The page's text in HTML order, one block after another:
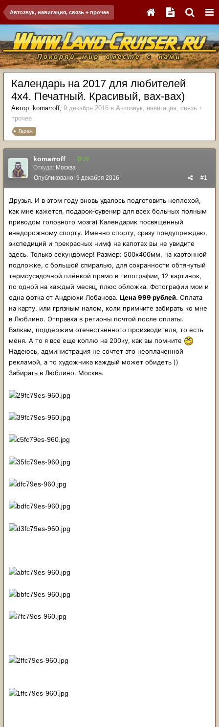
Автозвук, навигация, связь + прочее
Календарь на 2017 для любителей
4х4. Печатный. Красивый, вах-вах)
Автор: komarroff, 9 декабря 2016 в Автозвук, навигация, связь +
прочее
Гараж
komarroff 28
Откуда: Москва
#1
Опубликовано: 9 декабря 2016
Друзья. И в этом году вновь удалось подготовить неплохой,
как мне кажется, подарок-сувенир для всех больных полным
приводом головного мозга) Календарик посвященный
внедорожному спорту. Именно спорту, сразу предупреждаю,
экспедиций и прекрасных нимф на капотах вы не увидите
здесь. Только секундомер! Размер: 500х400мм, на картонной
подложке, с большой спиралью, для сохранности обтянутый
термоусадочной плёнкой прямо в типографии, 12 картинок,
по одной на каждый месяц, плюс обложка. Фотографии мои и
одна фотка от Андрюхи Лобанова. Цена 999 рублей. Оплата
на карту, или грязным налом, коли примчите забирать ко мне
в Люблино. Отправка в регионы почтой после оплаты.
Вэлкам, поддержим отечественного производителя, то есть
меня. А то я все еще коплю на 200ку, как вы помните
Надеюсь, администрация не сочтет это неоплаченной
рекламой, а то художника каждый может обидеть ))
Забирать в Люблино. Москва.